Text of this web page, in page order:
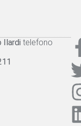
Ilardi telefono